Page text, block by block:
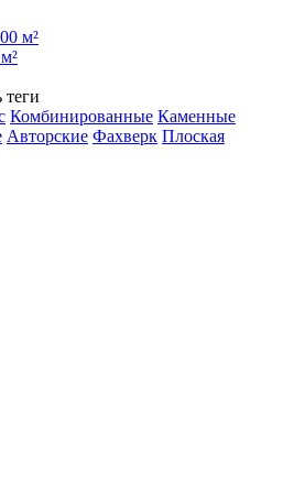
м²
теги
Комбинированные Каменные
Авторские Фахверк Плоская